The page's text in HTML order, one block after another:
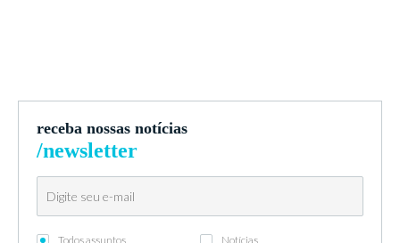
receba nossas notícias
/newsletter
Todos assuntos
Notícias